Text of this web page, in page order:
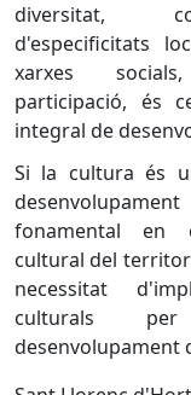
diversitat,
d'especificitats
xarxes
participació, és
integral de
Si la cultura és
fonamental en
cultural del
necessitat
culturals
desenvolupament